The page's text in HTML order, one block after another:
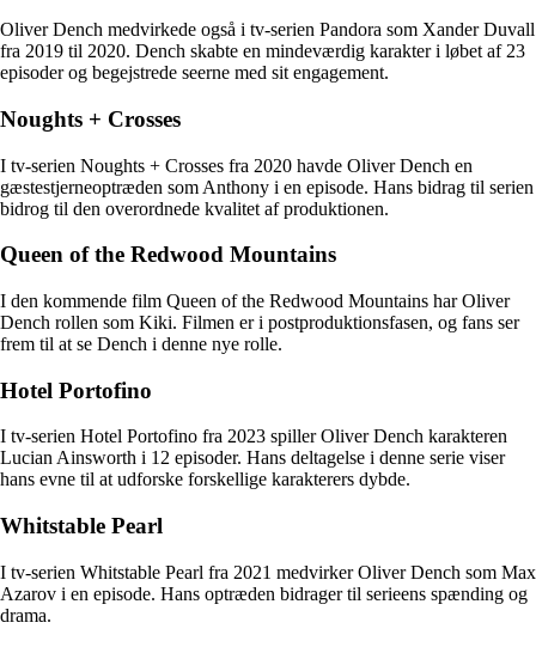
Oliver Dench medvirkede også i tv-serien Pandora som Xander Duvall
fra 2019 til 2020. Dench skabte en mindeværdig karakter i løbet af 23
episoder og begejstrede seerne med sit engagement.
Noughts + Crosses
I tv-serien Noughts + Crosses fra 2020 havde Oliver Dench en
gæstestjerneoptræden som Anthony i en episode. Hans bidrag til serien
bidrog til den overordnede kvalitet af produktionen.
Queen of the Redwood Mountains
I den kommende film Queen of the Redwood Mountains har Oliver
Dench rollen som Kiki. Filmen er i postproduktionsfasen, og fans ser
frem til at se Dench i denne nye rolle.
Hotel Portofino
I tv-serien Hotel Portofino fra 2023 spiller Oliver Dench karakteren
Lucian Ainsworth i 12 episoder. Hans deltagelse i denne serie viser
hans evne til at udforske forskellige karakterers dybde.
Whitstable Pearl
I tv-serien Whitstable Pearl fra 2021 medvirker Oliver Dench som Max
Azarov i en episode. Hans optræden bidrager til serieens spænding og
drama.